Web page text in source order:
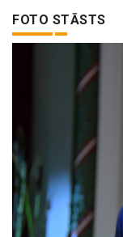
FOTO STĀSTS